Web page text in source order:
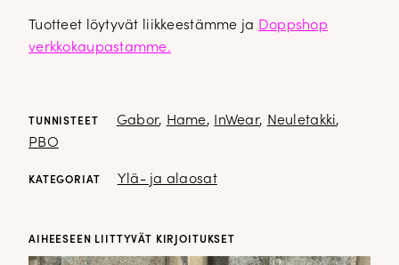
Tuotteet löytyvät liikkeestämme ja Doppshop
verkkokaupastamme.
TUNNISTEET Gabor, Hame, InWear, Neuletakki,
PBO
KATEGORIAT Ylä- ja alaosat
AIHEESEEN LIITTYVÄT KIRJOITUKSET